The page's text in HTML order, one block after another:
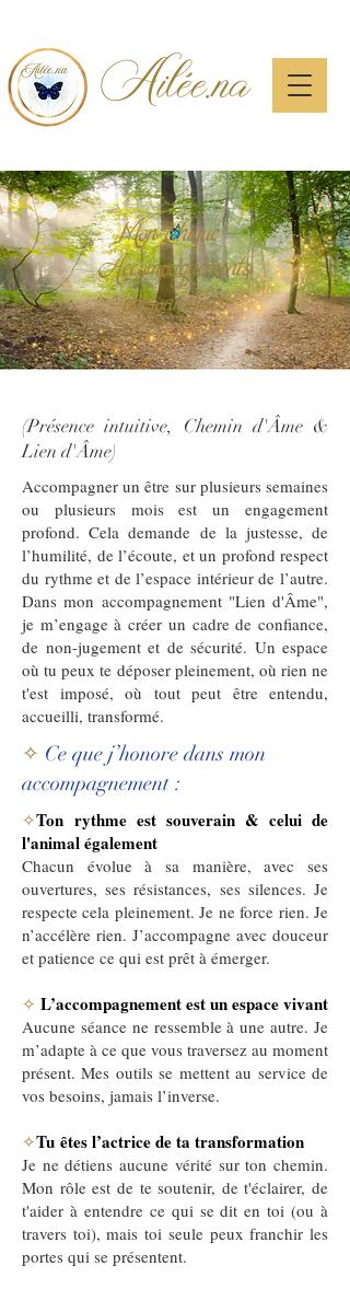
Ailée.na
Mon éthique -
Accompagnements
personnalisés
(Présence intuitive, Chemin d'Âme &
Lien d'Âme)
Accompagner un être sur plusieurs semaines
ou plusieurs mois est un engagement
profond. Cela demande de la justesse, de
l’humilité, de l’écoute, et un profond respect
du rythme et de l’espace intérieur de l’autre.
Dans mon accompagnement "Lien d'Âme",
je m’engage à créer un cadre de confiance,
de non-jugement et de sécurité. Un espace
où tu peux te déposer pleinement, où rien ne
t'est imposé, où tout peut être entendu,
accueilli, transformé.
✧ Ce que j’honore dans mon
accompagnement :
✧Ton rythme est souverain & celui de
l'animal également
Chacun évolue à sa manière, avec ses
ouvertures, ses résistances, ses silences. Je
respecte cela pleinement. Je ne force rien. Je
n’accélère rien. J’accompagne avec douceur
et patience ce qui est prêt à émerger.
✧ L’accompagnement est un espace vivant
Aucune séance ne ressemble à une autre. Je
m’adapte à ce que vous traversez au moment
présent. Mes outils se mettent au service de
vos besoins, jamais l’inverse.
✧Tu êtes l’actrice de ta transformation
Je ne détiens aucune vérité sur ton chemin.
Mon rôle est de te soutenir, de t'éclairer, de
t'aider à entendre ce qui se dit en toi (ou à
travers toi), mais toi seule peux franchir les
portes qui se présentent.